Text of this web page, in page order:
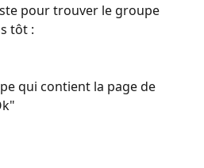
pour trouver le groupe
tôt :
qui contient la page de